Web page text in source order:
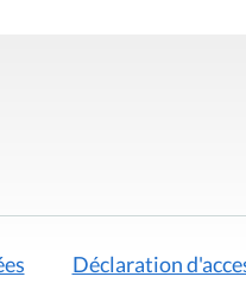
Déclaration